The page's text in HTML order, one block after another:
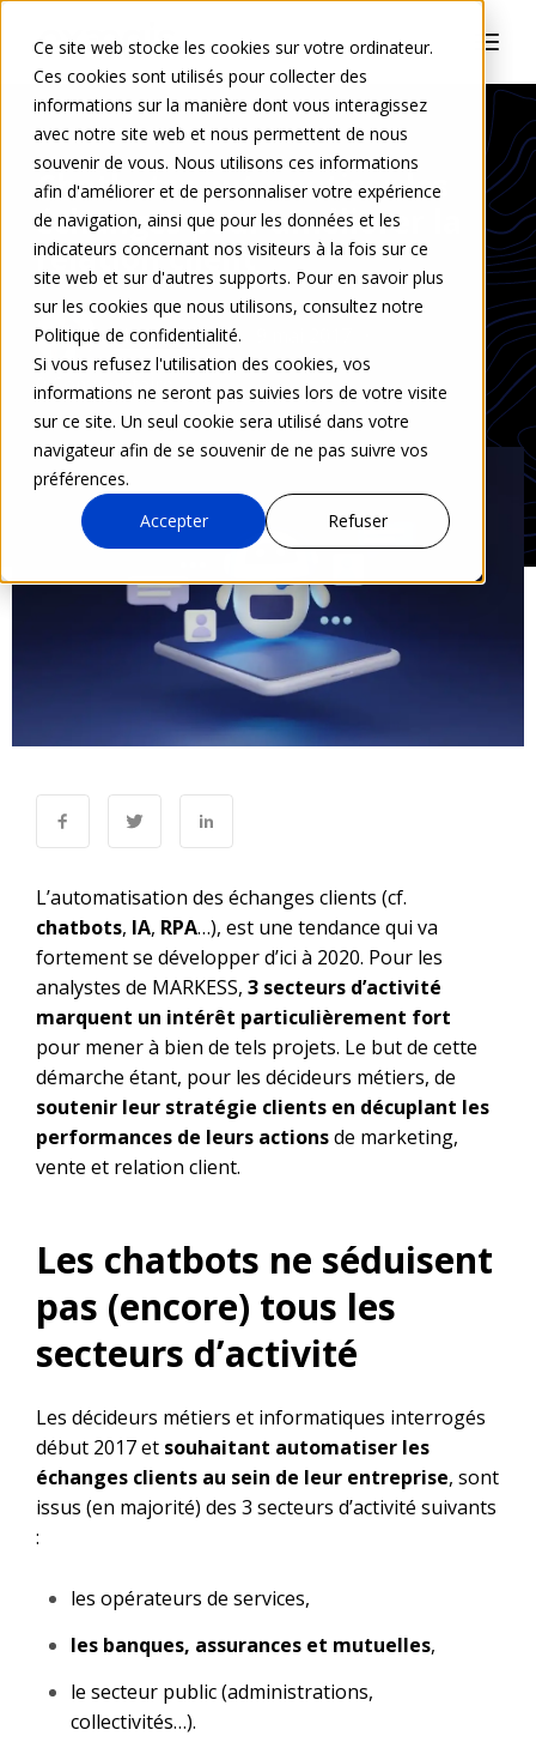
Ce site web stocke les cookies sur votre ordinateur.
Ces cookies sont utilisés pour collecter des
informations sur la manière dont vous interagissez
avec notre site web et nous permettent de nous
souvenir de vous. Nous utilisons ces informations
afin d'améliorer et de personnaliser votre expérience
de navigation, ainsi que pour les données et les
indicateurs concernant nos visiteurs à la fois sur ce
site web et sur d'autres supports. Pour en savoir plus
sur les cookies que nous utilisons, consultez notre
Politique de confidentialité.
Si vous refusez l'utilisation des cookies, vos
informations ne seront pas suivies lors de votre visite
sur ce site. Un seul cookie sera utilisé dans votre
navigateur afin de se souvenir de ne pas suivre vos
préférences.
Accepter
Refuser
Chatbots : automatiser les
échanges pour améliorer la
relation client
Lisa Caillac
0 Commentaire
L’automatisation des échanges clients (cf.
chatbots, IA, RPA…), est une tendance qui va
fortement se développer d’ici à 2020. Pour les
analystes de MARKESS, 3 secteurs d’activité
marquent un intérêt particulièrement fort
pour mener à bien de tels projets. Le but de cette
démarche étant, pour les décideurs métiers, de
soutenir leur stratégie clients en décuplant les
performances de leurs actionsde marketing,
vente et relation client.
Les chatbots ne séduisent
pas (encore) tous les
secteurs d’activité
Les décideurs métiers et informatiques interrogés
début 2017 et souhaitant automatiser les
échanges clients au sein de leur entreprise, sont
issus (en majorité) des 3 secteurs d’activité suivants
:
les opérateurs de services,
les banques, assurances et mutuelles,
le secteur public (administrations,
collectivités…).